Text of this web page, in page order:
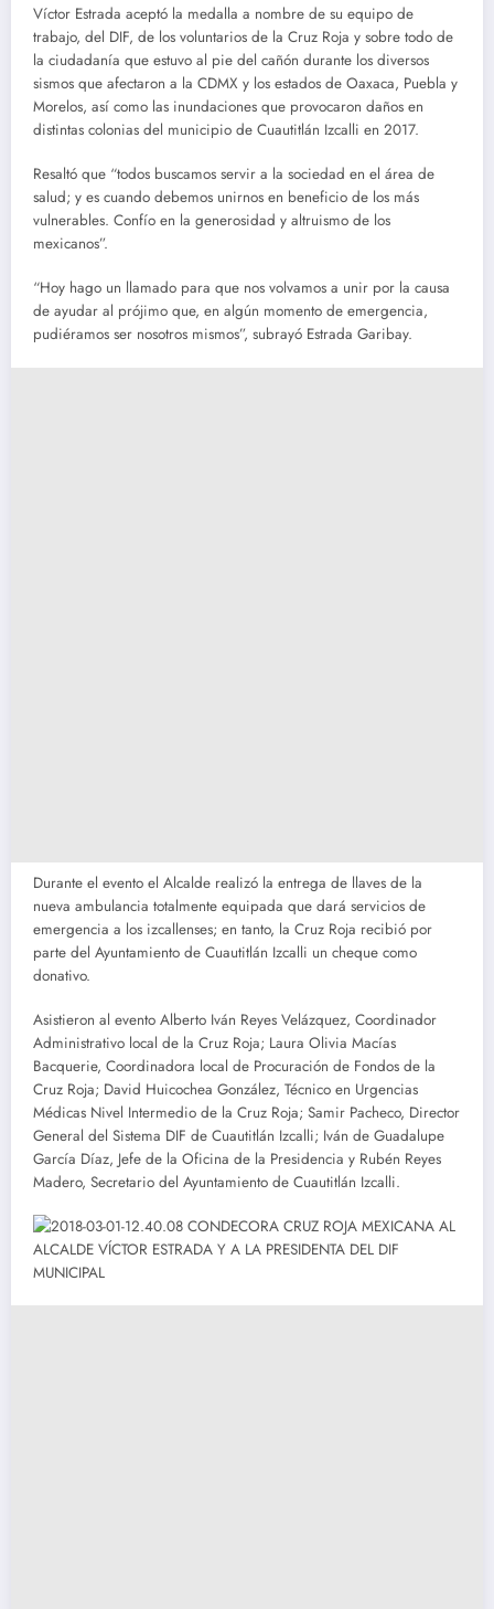
Víctor Estrada aceptó la medalla a nombre de su equipo de
trabajo, del DIF, de los voluntarios de la Cruz Roja y sobre todo de
la ciudadanía que estuvo al pie del cañón durante los diversos
sismos que afectaron a la CDMX y los estados de Oaxaca, Puebla y
Morelos, así como las inundaciones que provocaron daños en
distintas colonias del municipio de Cuautitlán Izcalli en 2017.
Resaltó que “todos buscamos servir a la sociedad en el área de
salud; y es cuando debemos unirnos en beneficio de los más
vulnerables. Confío en la generosidad y altruismo de los
mexicanos”.
“Hoy hago un llamado para que nos volvamos a unir por la causa
de ayudar al prójimo que, en algún momento de emergencia,
pudiéramos ser nosotros mismos”, subrayó Estrada Garibay.
Durante el evento el Alcalde realizó la entrega de llaves de la
nueva ambulancia totalmente equipada que dará servicios de
emergencia a los izcallenses; en tanto, la Cruz Roja recibió por
parte del Ayuntamiento de Cuautitlán Izcalli un cheque como
donativo.
Asistieron al evento Alberto Iván Reyes Velázquez, Coordinador
Administrativo local de la Cruz Roja; Laura Olivia Macías
Bacquerie, Coordinadora local de Procuración de Fondos de la
Cruz Roja; David Huicochea González, Técnico en Urgencias
Médicas Nivel Intermedio de la Cruz Roja; Samir Pacheco, Director
General del Sistema DIF de Cuautitlán Izcalli; Iván de Guadalupe
García Díaz, Jefe de la Oficina de la Presidencia y Rubén Reyes
Madero, Secretario del Ayuntamiento de Cuautitlán Izcalli.